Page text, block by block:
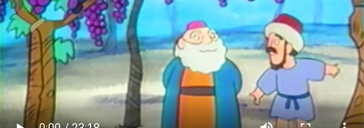
_
教
育
类
卡
通)